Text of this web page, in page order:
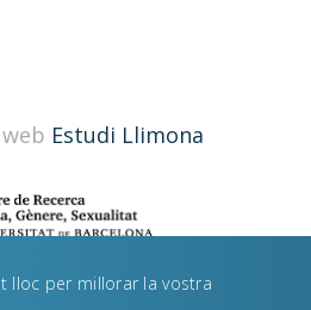
Estudi Llimona
lloc per millorar la vostra